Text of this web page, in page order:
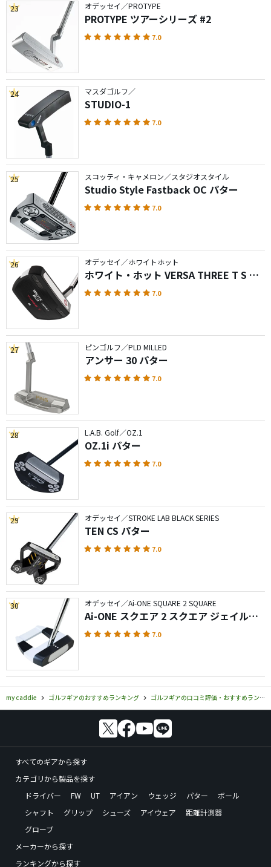
23 オデッセイ／PROTYPE
PROTYPE ツアーシリーズ #2
7.0
24 マスダゴルフ／
STUDIO-1
7.0
25 スコッティ・キャメロン／スタジオスタイル
Studio Style Fastback OC パター
7.0
26 オデッセイ／ホワイトホット
ホワイト・ホット VERSA THREE T S パ
ター
7.0
27 ピンゴルフ／PLD MILLED
アンサー 30 パター
7.0
28 L.A.B. Golf／OZ.1
OZ.1i パター
7.0
29 オデッセイ／STROKE LAB BLACK SERIES
TEN CS パター
7.0
30 オデッセイ／Ai-ONE SQUARE 2 SQUARE
Ai-ONE スクエア 2 スクエア ジェイルバ
ード パター
7.0
my caddie ゴルフギアのおすすめランキング ゴルフギアの口コミ評価・おすすめランキング
すべてのギアから探す
カテゴリから製品を探す
ドライバー
FW UT アイアン ウェッジ パター
ボール
シャフト
グリップ シューズ アイウェア
距離計測器
グローブ
メーカーから探す
ランキングから探す